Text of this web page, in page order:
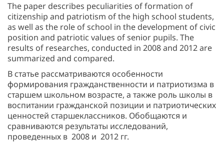
The paper describes peculiarities of formation of
citizenship and patriotism of the high school students,
as well as the role of school in the development of civic
position and patriotic values of senior pupils. The
results of researches, conducted in 2008 and 2012 are
summarized and compared.
В статье рассматриваются особенности
формирования гражданственности и патриотизма в
старшем школьном возрасте, а также роль школы в
воспитании гражданской позиции и патриотических
ценностей старшеклассников. Обобщаются и
сравниваются результаты исследований,
проведенных в 2008 и 2012 гг.